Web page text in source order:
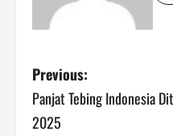
P
o
Previous:
Panjat Tebing Indonesia
2025